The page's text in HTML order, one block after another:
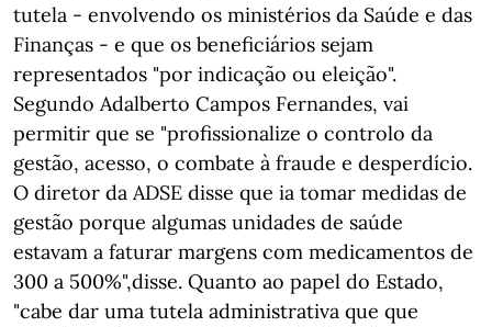
tutela - envolvendo os ministérios da Saúde e das
Finanças - e que os beneficiários sejam
representados "por indicação ou eleição".
Segundo Adalberto Campos Fernandes, vai
permitir que se "profissionalize o controlo da
gestão, acesso, o combate à fraude e desperdício.
O diretor da ADSE disse que ia tomar medidas de
gestão porque algumas unidades de saúde
estavam a faturar margens com medicamentos de
300 a 500%",disse. Quanto ao papel do Estado,
"cabe dar uma tutela administrativa que que